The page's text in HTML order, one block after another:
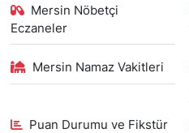
Mersin Nöbetçi
Eczaneler
Mersin Namaz Vakitleri
Puan Durumu ve Fikstür